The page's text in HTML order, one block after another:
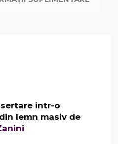
intr-o
lemn masiv de